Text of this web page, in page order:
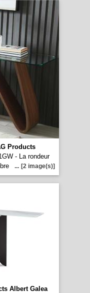
Products
- La rondeur
... [2 image(s)]
Albert Galea